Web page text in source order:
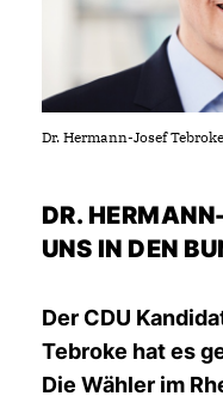
Dr. Hermann-Josef Tebroke
DR.
UNS IN DEN
Der CDU
Tebroke hat es
Die Wähler im